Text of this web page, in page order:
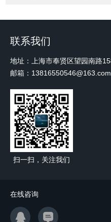
联系我们
邮箱：13816550546@163.com
扫一扫，关注我们
在线咨询